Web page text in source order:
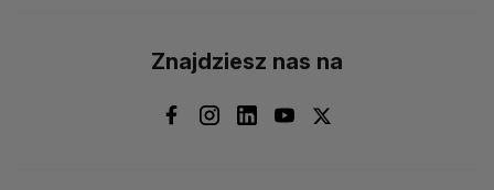
Znajdziesz nas na